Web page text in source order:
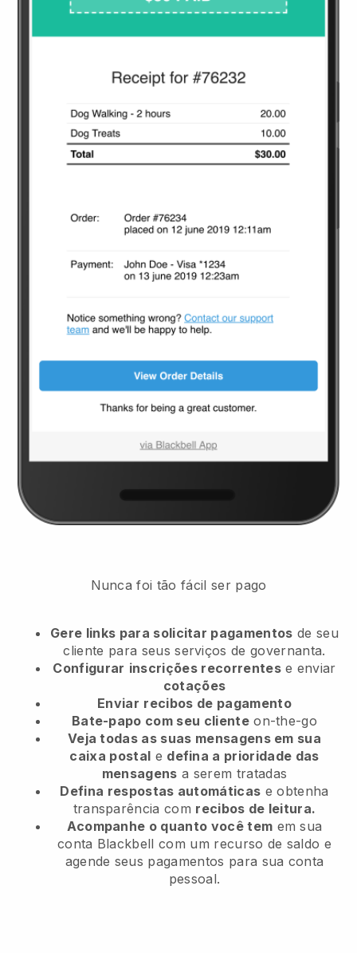
Nunca foi tão fácil ser pago
Gere links para solicitar pagamentos de seu
cliente para seus serviços de governanta.
Configurar inscrições recorrentese enviar
cotações
Enviar recibos de pagamento
Bate-papo com seu clienteon-the-go
Veja todas as suas mensagens em sua
caixa postal e defina a prioridade das
mensagens a serem tratadas
Defina respostas automáticas e obtenha
transparência com recibos de leitura.
Acompanhe o quanto você tem em sua
conta Blackbell com um recurso de saldo e
agende seus pagamentos para sua conta
pessoal.